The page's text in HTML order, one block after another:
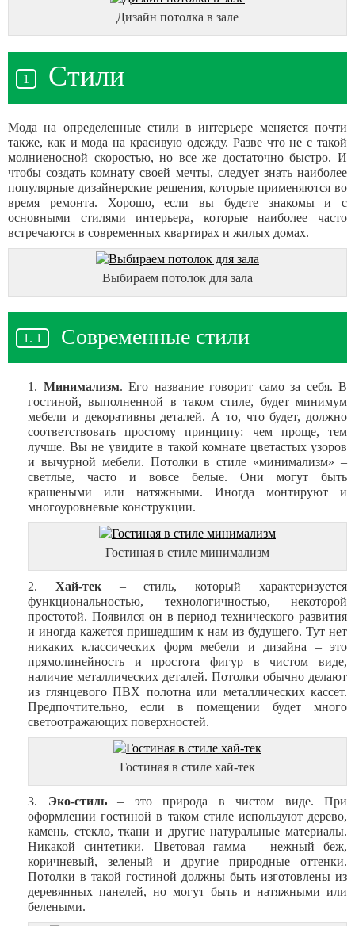
Дизайн потолка в зале
Стили
Мода на определенные стили в интерьере меняется почти
также, как и мода на красивую одежду. Разве что не с такой
молниеносной скоростью, но все же достаточно быстро. И
чтобы создать комнату своей мечты, следует знать наиболее
популярные дизайнерские решения, которые применяются во
время ремонта. Хорошо, если вы будете знакомы и с
основными стилями интерьера, которые наиболее часто
встречаются в современных квартирах и жилых домах.
Выбираем потолок для зала
Cовременные стили
Минимализм. Его название говорит само за себя. В
гостиной, выполненной в таком стиле, будет минимум
мебели и декоративны деталей. А то, что будет, должно
соответствовать простому принципу: чем проще, тем
лучше. Вы не увидите в такой комнате цветастых узоров
и вычурной мебели. Потолки в стиле «минимализм» –
светлые, часто и вовсе белые. Они могут быть
крашеными или натяжными. Иногда монтируют и
многоуровневые конструкции.
Гостиная в стиле минимализм
Хай-тек– стиль, который характеризуется
функциональностью, технологичностью, некоторой
простотой. Появился он в период технического развития
и иногда кажется пришедшим к нам из будущего. Тут нет
никаких классических форм мебели и дизайна – это
прямолинейность и простота фигур в чистом виде,
наличие металлических деталей. Потолки обычно делают
из глянцевого ПВХ полотна или металлических кассет.
Предпочтительно, если в помещении будет много
светоотражающих поверхностей.
Гостиная в стиле хай-тек
Эко-стиль– это природа в чистом виде. При
оформлении гостиной в таком стиле используют дерево,
камень, стекло, ткани и другие натуральные материалы.
Никакой синтетики. Цветовая гамма – нежный беж,
коричневый, зеленый и другие природные оттенки.
Потолки в такой гостиной должны быть изготовлены из
деревянных панелей, но могут быть и натяжными или
белеными.